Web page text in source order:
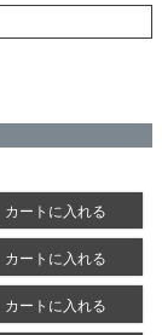
カートに入れる
カートに入れる
カートに入れる